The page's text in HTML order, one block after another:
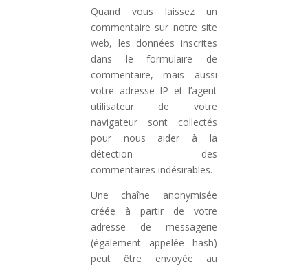
Quand vous laissez un
commentaire sur notre site
web, les données inscrites
dans le formulaire de
commentaire, mais aussi
votre adresse IP et l’agent
utilisateur de votre
navigateur sont collectés
pour nous aider à la
détection des
commentaires indésirables.
Une chaîne anonymisée
créée à partir de votre
adresse de messagerie
(également appelée hash)
peut être envoyée au